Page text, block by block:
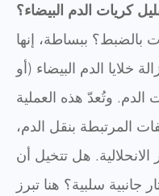
كريات الدم البيضاء؟
بالضبط؟ ببساطة، إنها
الدم البيضاء (أو
وتُعدّ هذه العملية
المرتبطة بنقل الدم،
هل تتخيل أن
جانبية سلبية؟ هنا تبرز